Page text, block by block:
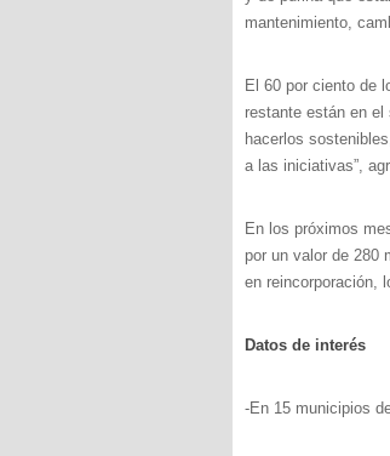
mantenimiento,
El 60 por ciento de
restante están en el
hacerlos
a las iniciativas”,
En los próximos
por un valor de 280
en reincorporación,
Datos de interés
-En 15 municipios